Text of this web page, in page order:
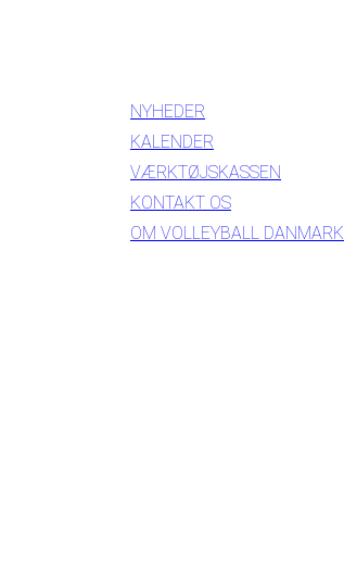
NYHEDER
KALENDER
VÆRKTØJSKASSEN
KONTAKT OS
OM VOLLEYBALL DANMARK